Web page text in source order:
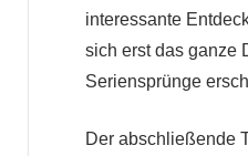
interessante
sich erst das ganze
Seriensprünge
Der abschließende